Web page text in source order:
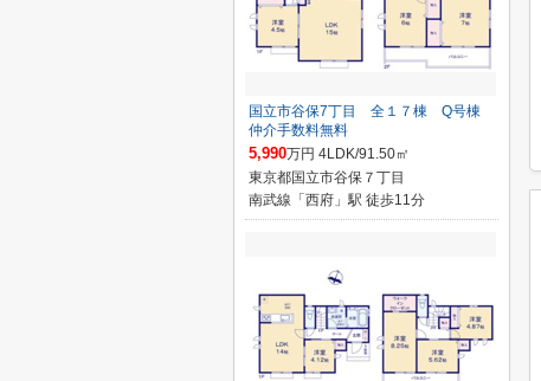
国立市谷保7丁目 全１７棟 Q号棟
仲介手数料無料
5,990万円 4LDK/91.50㎡
東京都国立市谷保７丁目
南武線「西府」駅 徒歩11分